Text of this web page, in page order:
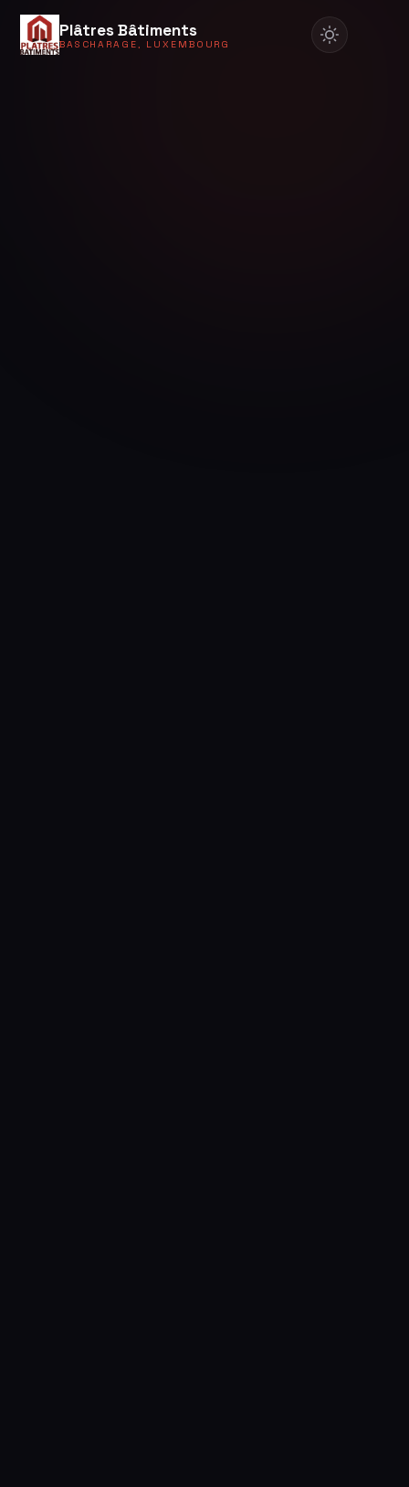
Plâtres Bâtiments
BASCHARAGE, LUXEMBOURG